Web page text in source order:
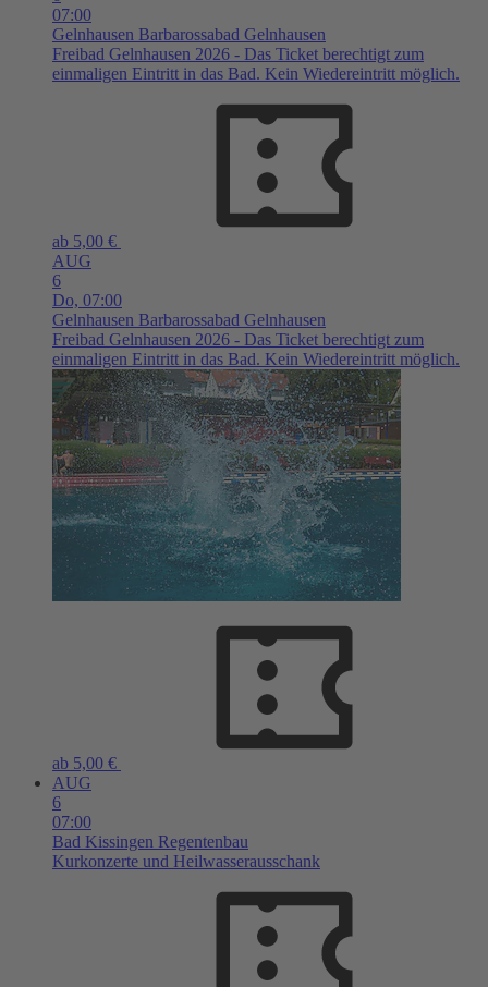
07:00
Gelnhausen Barbarossabad Gelnhausen
Freibad Gelnhausen 2026 - Das Ticket berechtigt zum
einmaligen Eintritt in das Bad. Kein Wiedereintritt möglich.
ab 5,00 €
AUG
6
Do, 07:00
Gelnhausen Barbarossabad Gelnhausen
Freibad Gelnhausen 2026 - Das Ticket berechtigt zum
einmaligen Eintritt in das Bad. Kein Wiedereintritt möglich.
ab 5,00 €
AUG
6
07:00
Bad Kissingen Regentenbau
Kurkonzerte und Heilwasserausschank